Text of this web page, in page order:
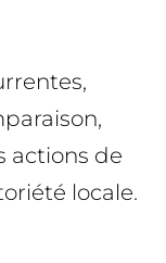
actions de
locale.